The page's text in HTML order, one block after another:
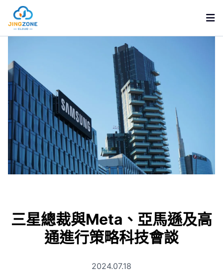
AWS 雲端服務
雲端趨勢
AWS
GCP
三星總裁與Meta、亞馬遜及高
通進行策略科技會談
2024.07.18